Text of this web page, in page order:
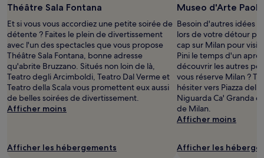
séjour
d’une
nuit
pour
2 adultes.
Les
prix
et
la
disponibilité
sont
changer.
Théâtre Sala Fontana
Et si vous vous accordiez une petite soirée de
détente ? Faites le plein de divertissement
avec l'un des spectacles que vous propose
Théâtre Sala Fontana, bonne adresse
qu'abrite Bruzzano. Situés non loin de là,
Teatro degli Arcimboldi, Teatro Dal Verme et
Teatro della Scala vous promettent eux aussi
de belles soirées de divertissement.
Afficher moins
Afficher les hébergements
Museo d'Arte
Besoin d'autres idées
lors de votre détour
cap sur Milan pour
Pini le temps d'un
découvrir les autres
vous réserve Milan ?
hésiter vers Piazza del
Niguarda Ca' Granda
de Milan.
Afficher moins
Afficher les